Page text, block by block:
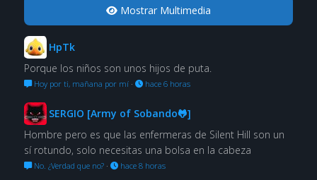
Mostrar Multimedia
HpTk
Porque los niños son unos hijos de puta.
Hoy por ti, mañana por mí· hace 6 horas
SERGIO [Army of Sobando🐸]
Hombre pero es que las enfermeras de Silent Hill son un
sí rotundo, solo necesitas una bolsa en la cabeza
No. ¿Verdad que no?· hace 8 horas